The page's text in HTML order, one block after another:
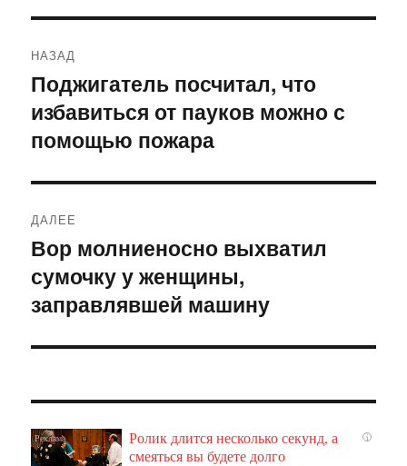
по
записям
НАЗАД
Предыдущая
запись:
Поджигатель посчитал, что
избавиться от пауков можно с
помощью пожара
ДАЛЕЕ
Следующая
запись:
Вор молниеносно выхватил
сумочку у женщины,
заправлявшей машину
i
Ролик длится несколько секунд, а
смеяться вы будете долго